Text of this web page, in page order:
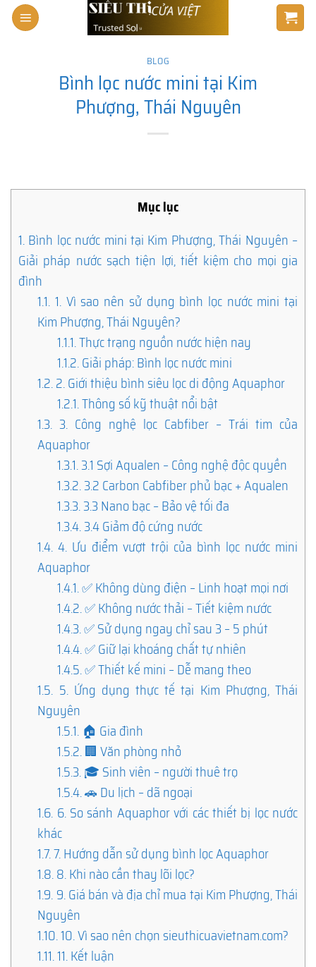
Skip
BLOG
Bình lọc nước mini tại Kim
Phượng, Thái Nguyên
Mục lục
1. Bình lọc nước mini tại Kim Phượng, Thái Nguyên –
Giải pháp nước sạch tiện lợi, tiết kiệm cho mọi gia
đình
1.1. 1. Vì sao nên sử dụng bình lọc nước mini tại
Kim Phượng, Thái Nguyên?
1.1.1.Thực trạng nguồn nước hiện nay
1.1.2.Giải pháp: Bình lọc nước mini
1.2.2. Giới thiệu bình siêu lọc di động Aquaphor
1.2.1.Thông số kỹ thuật nổi bật
1.3. 3. Công nghệ lọc Cabfiber – Trái tim của
Aquaphor
1.3.1.3.1 Sợi Aqualen – Công nghệ độc quyền
1.3.2.3.2 Carbon Cabfiber phủ bạc + Aqualen
1.3.3.3.3 Nano bạc – Bảo vệ tối đa
1.3.4.3.4 Giảm độ cứng nước
1.4. 4. Ưu điểm vượt trội của bình lọc nước mini
Aquaphor
1.4.1.✅ Không dùng điện – Linh hoạt mọi nơi
1.4.2.✅ Không nước thải – Tiết kiệm nước
1.4.3.✅ Sử dụng ngay chỉ sau 3 – 5 phút
1.4.4.✅ Giữ lại khoáng chất tự nhiên
1.4.5.✅ Thiết kế mini – Dễ mang theo
1.5. 5. Ứng dụng thực tế tại Kim Phượng, Thái
Nguyên
1.5.1.🏠 Gia đình
1.5.2.🏢 Văn phòng nhỏ
1.5.3.🎓 Sinh viên – người thuê trọ
1.5.4.🚗 Du lịch – dã ngoại
1.6. 6. So sánh Aquaphor với các thiết bị lọc nước
khác
1.7.7. Hướng dẫn sử dụng bình lọc Aquaphor
1.8.8. Khi nào cần thay lõi lọc?
1.9. 9. Giá bán và địa chỉ mua tại Kim Phượng, Thái
Nguyên
1.10.10. Vì sao nên chọn sieuthicuavietnam.com?
1.11.11. Kết luận